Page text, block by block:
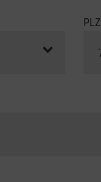
PLZ